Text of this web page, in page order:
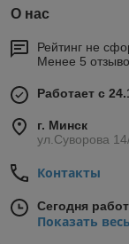
О нас
Рейтинг не
Менее 5
Работает с
г. Минск
ул.Суворова
Контакты
Сегодня
Показать